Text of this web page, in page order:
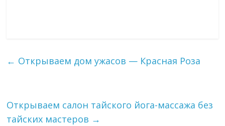
← Открываем дом ужасов — Красная Роза
Открываем салон тайского йога-массажа без
тайских мастеров →